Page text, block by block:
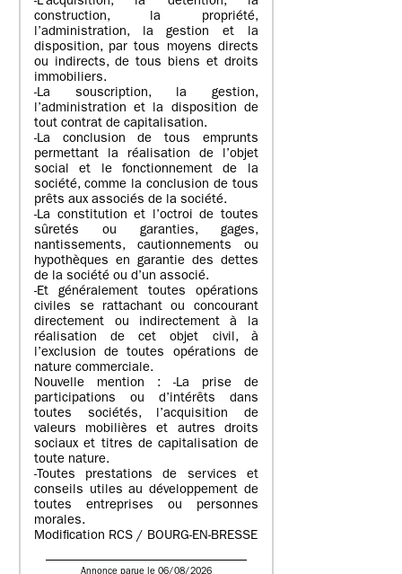
construction, la propriété,
l’administration, la gestion et la
disposition, par tous moyens directs
ou indirects, de tous biens et droits
immobiliers.
-La souscription, la gestion,
l’administration et la disposition de
tout contrat de capitalisation.
-La conclusion de tous emprunts
permettant la réalisation de l’objet
social et le fonctionnement de la
société, comme la conclusion de tous
prêts aux associés de la société.
-La constitution et l’octroi de toutes
sûretés ou garanties, gages,
nantissements, cautionnements ou
hypothèques en garantie des dettes
de la société ou d’un associé.
-Et généralement toutes opérations
civiles se rattachant ou concourant
directement ou indirectement à la
réalisation de cet objet civil, à
l’exclusion de toutes opérations de
nature commerciale.
Nouvelle mention : -La prise de
participations ou d’intérêts dans
toutes sociétés, l’acquisition de
valeurs mobilières et autres droits
sociaux et titres de capitalisation de
toute nature.
-Toutes prestations de services et
conseils utiles au développement de
toutes entreprises ou personnes
morales.
Modification RCS / BOURG-EN-BRESSE